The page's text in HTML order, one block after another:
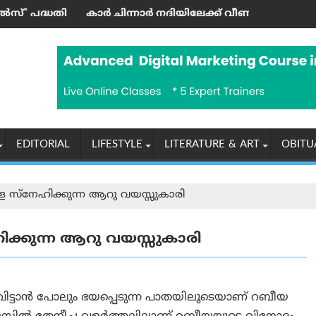
ഉദ്ഘാടനം ചെയ്തു
ചിന്നാര്‍ നദിയിലേക്ക് വീണ് ഒരാള്‍ മരിച്ചു; മൂന്നു പേര്‍ക്ക്
EDITORIAL LIFESTYLE LITERATURE & ART
സ്നേഹിക്കുന്ന ആറു വയസ്സുകാരി
ആറു വയസ്സുകാരി
പോലും ഭയപ്പെടുന്ന പാതയിലൂടെയാണ് റബീയ